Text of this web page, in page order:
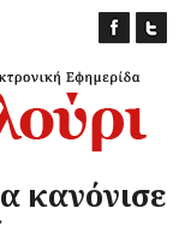
κανόνισε